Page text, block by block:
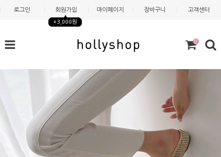
로그인 회원가입
+3,000원
마이페이지 장바구니 고객센터
0